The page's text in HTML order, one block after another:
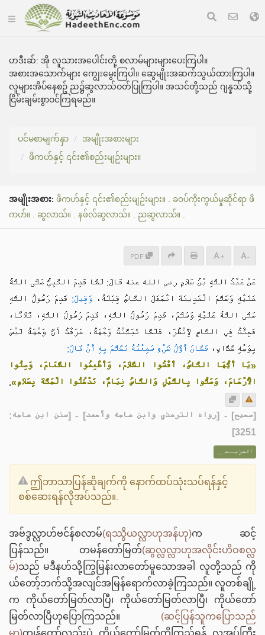
ဟဒီးဆ်: အို လူသားအပေါင်းတို့ စလာမ်များများပေးကြပါ။
အစားအသောက်များ ကျွေးမွေးကြပါ။ ဆွေမျိုးအဆက်သွယ်ထားကြပါ။
လူများအိပ်နေစဥ် ည၌ဆွလာသ်ဝတ်ပြုကြပါ။ အသင်တို့သည် ဂျန္နသ်သို့
ငြိမ်းချမ်းစွာဝင်ကြရမည်။
ပင်မစာမျက်နှာ
အမျိုးအစားများ
ဖိကဟ်နှင့် ၎င်း၏စည်းမျဥ်းများ။
အမျိုးအစား: ဖိကဟ်နှင့် ၎င်း၏စည်းမျဥ်းများ။ . ခဝပ်ကိုးကွယ်မှုဆိုင်ရာ ဖိ
ကဟ်။ . ဆွလာသ်။ . နဖ်လ်ဆွလာသ်။ . ညဆွလာသ်။ .
PDF + -
عَنْ عَبْدُ اللَّهِ بْنُ سَلَامٍ رضي الله عنه قَالَ: لَمَّا قَدِمَ النَّبِيُّ صَلَّى اللَّهُ
عَلَيْهِ وَسَلَّمَ الْمَدِينَةَ انْجَفَلَ النَّاسُ قِبَلَهُ، وَقِيلَ: قَدِمَ رَسُولُ اللَّهِ
صَلَّى اللَّهُ عَلَيْهِ وَسَلَّمَ، قَدِمَ رَسُولُ اللَّهِ، قَدِمَ رَسُولُ اللَّهِ، ثَلَاثًا،
فَجِئْتُ فِي النَّاسِ لِأَنْظُرَ، فَلَمَّا تَبَيَّنْتُ وَجْهَهُ، عَرَفْتُ أَنَّ وَجْهَهُ لَيْسَ
بِوَجْهِ كَذَّابٍ، فَكَانَ أَوَّلُ شَيْءٍ سَمِعْتُهُ تَكَلَّمَ بِهِ أَنْ قَالَ:
«يَا أَيُّهَا النَّاسُ، أَفْشُوا السَّلَامَ، وَأَطْعِمُوا الطَّعَامَ، وَصِلُوا
الْأَرْحَامَ، وَصَلُّوا بِاللَّيْلِ وَالنَّاسُ نِيَامٌ، تَدْخُلُوا الْجَنَّةَ بِسَلَامٍ».
[صحيح] - [رواه الترمذي وابن ماجه وأحمد] - [سنن ابن ماجه:
3251]
المزيــد ...
ဤဘာသာပြန်ဆိုချက်ကို နောက်ထပ်သုံးသပ်ရန်နှင့်
စစ်ဆေးရန်လိုအပ်သည်။.
အဗ်ဒွလ္လာဟ်ဗင်န်စလာမ်(ရဿွိယလ္လာဟုအန်ဟု)က ဆင့်
ပြန်သည်။ တမန်တော်မြတ်(ဆွလ္လလ္လာဟုအလိုင်းဟိဝစလ္လ
မ်)သည် မဒီနဟ်သို့ကြွမြန်းလာတော်မူသောအခါ လူတို့သည် ကို
ယ်တော့်ဘက်သို့အလျင်အမြန်ရောက်လာခဲ့ကြသည်။ လူတစ်ချို့
က ကိုယ်တော်မြတ်လာပြီ၊ ကိုယ်တော်မြတ်လာပြီ၊ ကိုယ်တော်
မြတ်လာပြီဟုပြောကြသည်။ (ဆင့်ပြန်သူကပြောသည်
မှာ)ကျွန်တော်လည်းပဲ ကိုယ်တော်မြတ်ကိုကြည့်ရန် လူအုပ်ကြီး